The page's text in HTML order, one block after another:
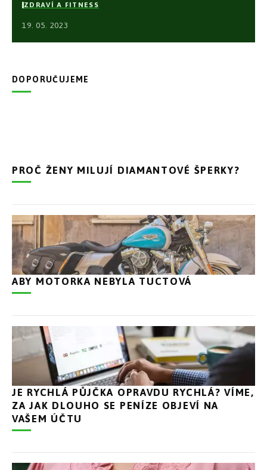
ZDRAVÍ A FITNESS
19. 05. 2023
DOPORUČUJEME
PROČ ŽENY MILUJÍ DIAMANTOVÉ ŠPERKY?
ABY MOTORKA NEBYLA TUCTOVÁ
JE RYCHLÁ PŮJČKA OPRAVDU RYCHLÁ? VÍME,
ZA JAK DLOUHO SE PENÍZE OBJEVÍ NA
VAŠEM ÚČTU